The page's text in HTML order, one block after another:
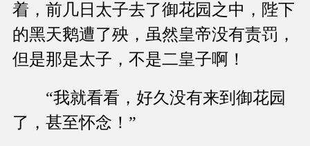
着，前几日太子去了御花园之中，陛下
的黑天鹅遭了殃，虽然皇帝没有责罚，
但是那是太子，不是二皇子啊！
“我就看看，好久没有来到御花园
了，甚至怀念！”